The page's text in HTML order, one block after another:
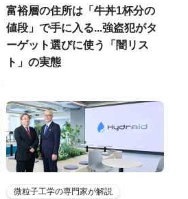
富裕層の住所は「牛丼1杯分の
値段」で手に入る...強盗犯がタ
ーゲット選びに使う「闇リス
ト」の実態
微粒子工学の専門家が解説